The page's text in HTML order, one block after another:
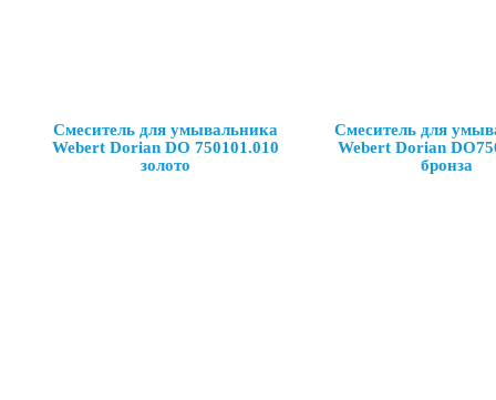
Смеситель для умывальника
Webert Dorian DO 750101.010
золото
Смеситель для
Webert Dorian
бронза